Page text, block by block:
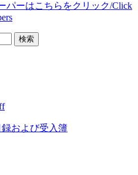
パーはこちらをクリック/Click
および受入簿